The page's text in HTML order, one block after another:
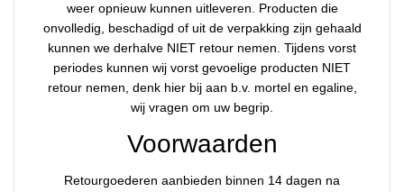
weer opnieuw kunnen uitleveren. Producten die
onvolledig, beschadigd of uit de verpakking zijn gehaald
kunnen we derhalve NIET retour nemen. Tijdens vorst
periodes kunnen wij vorst gevoelige producten NIET
retour nemen, denk hier bij aan b.v. mortel en egaline,
wij vragen om uw begrip.
Voorwaarden
Retourgoederen aanbieden binnen 14 dagen na